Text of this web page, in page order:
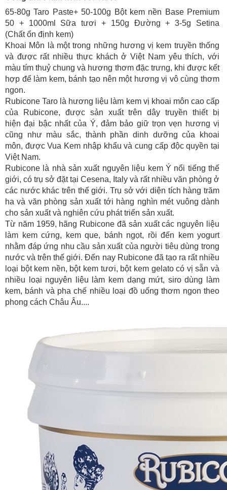
65-80g Taro Paste+ 50-100g Bột kem nền Base Premium
50 + 1000ml Sữa tươi + 150g Đường + 3-5g Setina
(Chất ổn định kem)
Khoai Môn là một trong những hương vị kem truyền thống
và được rất nhiều thực khách ở Việt Nam yêu thích, với
màu tím thuỷ chung và hương thơm đặc trưng, khi được kết
hợp để làm kem, bánh tạonên một hương vị vô cùng thơm
ngon.
Rubicone Taro là hương liệu làm kem vị khoai môn cao cấp
của Rubicone, được sản xuất trên dây truyền thiết bị
hiện đại bậc nhất của Ý, đảm bảo giữ trọn vẹn hương vị
cũng như màu sắc, thành phần dinh dưỡng của khoai
môn, đượcVua Kem nhập khẩu và cung cấp độc quyền tại
Việt Nam.
Rubicone là nhà sản xuất nguyên liệu kem Ý nổi tiếng thế
giới, có trụ sở đặt tại Cesena, Italy và rất nhiều văn phòng ở
các nước khác trên thế giới. Trụ sở với diện tích hàng trăm
ha và văn phòng sản xuất tới hàng nghìn mét vuông dành
cho sản xuất và nghiên cứu phát triển sản xuất.
Từ năm 1959, hãng Rubicone đã sản xuất các nguyên liệu
làm kem cứng, kem que, bánh ngọt, rồi đến kem yogurt
nhằm đáp ứng nhu cầu sản xuất của người tiêu dùng trong
nước và trên thế giới. Đến nay Rubicone đã tạo ra rất nhiều
loại bột kem nền, bột kem tươi, bột kem gelato có vị sẵn và
nhiều loại nguyên liệu làm kem dạng mứt, siro dùng làm
kem, bánh và pha chế nhiều loại đồ uống thơm ngon theo
phong cách Châu Âu....